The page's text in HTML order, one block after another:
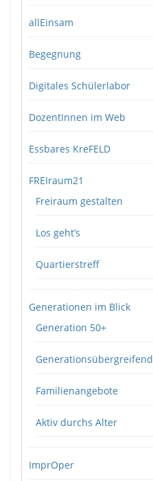
allEinsam
Begegnung
Digitales Schülerlabor
DozentInnen im Web
Essbares KreFELD
FREIraum21
Freiraum gestalten
Los geht’s
Quartierstreff
Generationen im Blick
Generation 50+
Generationsübergreifend
Familienangebote
Aktiv durchs Alter
ImprOper